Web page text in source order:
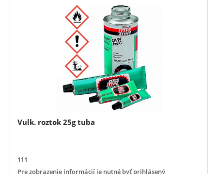
Vulk. roztok 25g tuba
111
Pre zobrazenie informácií je nutné byť prihlásený